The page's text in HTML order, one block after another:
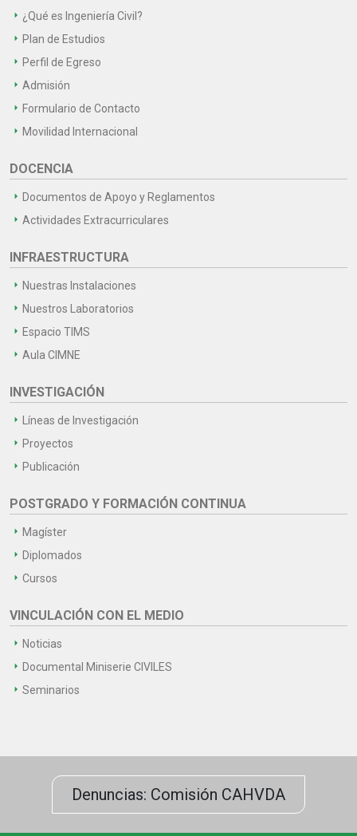
¿Qué es Ingeniería Civil?
Plan de Estudios
Perfil de Egreso
Admisión
Formulario de Contacto
Movilidad Internacional
DOCENCIA
Documentos de Apoyo y Reglamentos
Actividades Extracurriculares
INFRAESTRUCTURA
Nuestras Instalaciones
Nuestros Laboratorios
Espacio TIMS
Aula CIMNE
INVESTIGACIÓN
Líneas de Investigación
Proyectos
Publicación
POSTGRADO Y FORMACIÓN CONTINUA
Magíster
Diplomados
Cursos
VINCULACIÓN CON EL MEDIO
Noticias
Documental Miniserie CIVILES
Seminarios
Denuncias: Comisión CAHVDA